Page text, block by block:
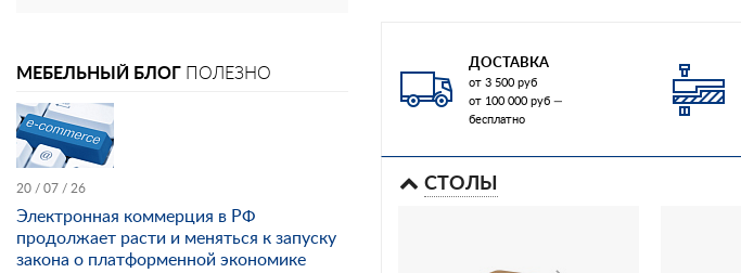
ДОСТАВКА
от 3 500 руб
от 100 000 руб —
бесплатно
СТОЛЫ
МЕБЕЛЬНЫЙ БЛОГ ПОЛЕЗНО
20 / 07 / 26
Электронная коммерция в РФ
продолжает расти и меняться к запуску
закона о платформенной экономике